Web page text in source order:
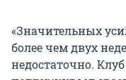
«Значительных
более чем двух
недостаточно.